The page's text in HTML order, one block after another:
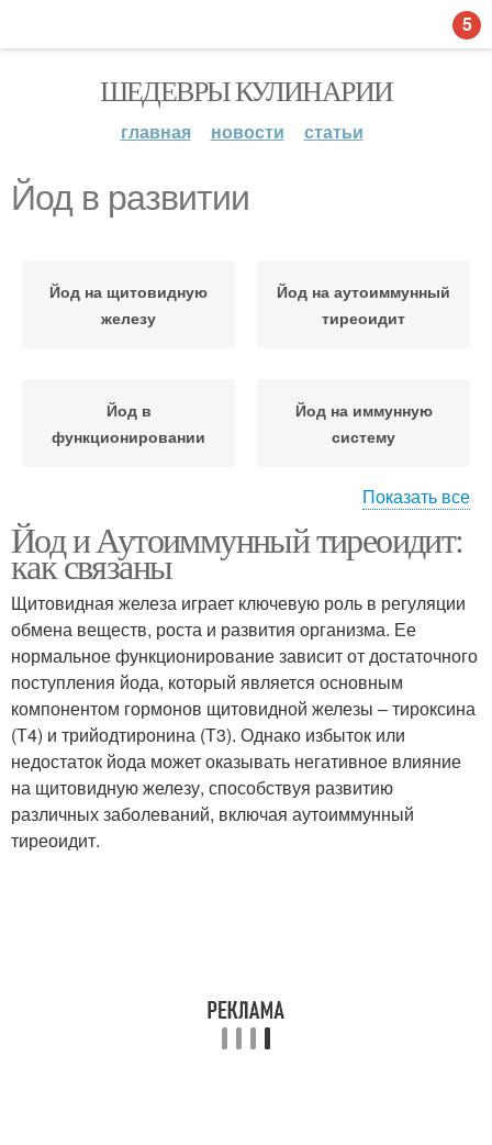
ШЕДЕВРЫ КУЛИНАРИИ
главная новости статьи
Йод в развитии
Йод на щитовидную
железу
Йод на аутоиммунный
тиреоидит
Йод в
функционировании
Йод на иммунную
систему
Йод при лечении
Показать все
Йод и Аутоиммунный тиреоидит:
как связаны
Щитовидная железа играет ключевую роль в регуляции
обмена веществ, роста и развития организма. Ее
нормальное функционирование зависит от достаточного
поступления йода, который является основным
компонентом гормонов щитовидной железы – тироксина
(Т4) и трийодтиронина (Т3). Однако избыток или
недостаток йода может оказывать негативное влияние
на щитовидную железу, способствуя развитию
различных заболеваний, включая аутоиммунный
тиреоидит.
5